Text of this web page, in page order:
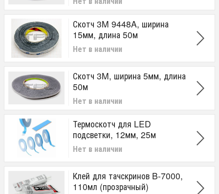
Скотч 3M 9448A, ширина
15мм, длина 50м
Нет в наличии
Скотч 3M, ширина 5мм, длина
50м
Нет в наличии
Термоскотч для LED
подсветки, 12мм, 25м
Нет в наличии
Клей для тачскринов B-7000,
110мл (прозрачный)